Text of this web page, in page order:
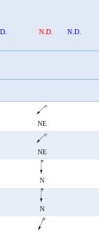
N.D. N.D.
NE
NE
N
N